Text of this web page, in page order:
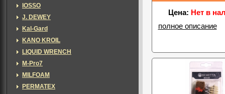
Цена: Нет в
полное описание
IOSSO
J. DEWEY
Kal-Gard
KANO KROIL
LIQUID WRENCH
M-Pro7
MILFOAM
PERMATEX